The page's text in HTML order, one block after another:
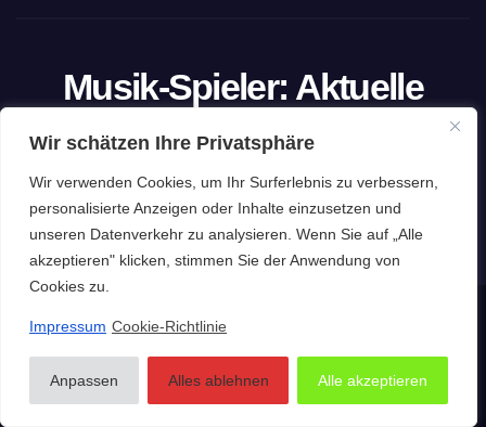
Wir schätzen Ihre Privatsphäre
Wir verwenden Cookies, um Ihr Surferlebnis zu verbessern,
personalisierte Anzeigen oder Inhalte einzusetzen und
unseren Datenverkehr zu analysieren. Wenn Sie auf „Alle
akzeptieren" klicken, stimmen Sie der Anwendung von
Cookies zu.
Impressum Cookie-Richtlinie
Anpassen Alles ablehnen Alle akzeptieren
Musik-Spieler: Aktuelle
Trends und exklusive
Einblicke
Die Website für Musikliebhaber
Stolz präsentiert von WordPress
ImpressumDatenschutzerklärung